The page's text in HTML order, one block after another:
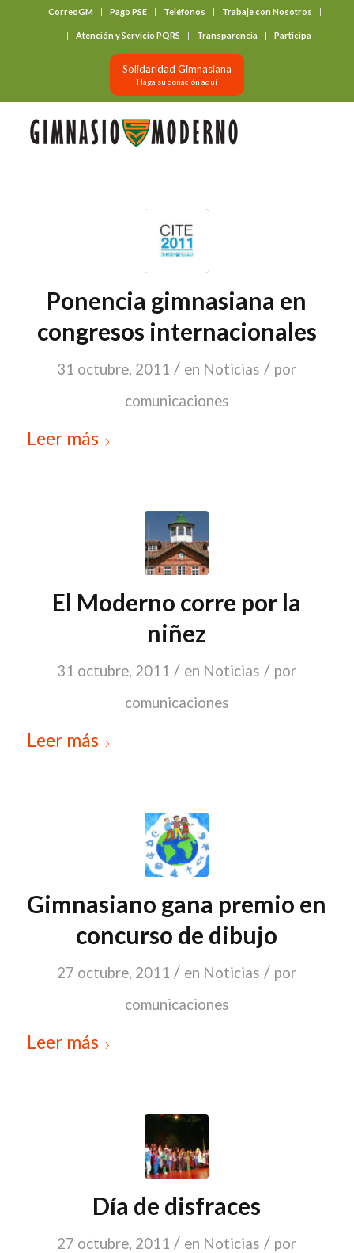
CorreoGM Pago PSE Teléfonos Trabaje con Nosotros
Atención y Servicio PQRS Transparencia Participa
Solidaridad Gimnasiana
Haga su donación aquí
Ponencia gimnasiana en
congresos internacionales
31 octubre, 2011 / en Noticias / por
comunicaciones
Leer más
El Moderno corre por la
niñez
31 octubre, 2011 / en Noticias / por
comunicaciones
Leer más
Gimnasiano gana premio en
concurso de dibujo
27 octubre, 2011 / en Noticias / por
comunicaciones
Leer más
Día de disfraces
27 octubre, 2011 / en Noticias / por